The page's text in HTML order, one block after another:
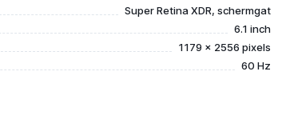
Super Retina XDR, schermgat
6.1 inch
1179 x 2556 pixels
60 Hz